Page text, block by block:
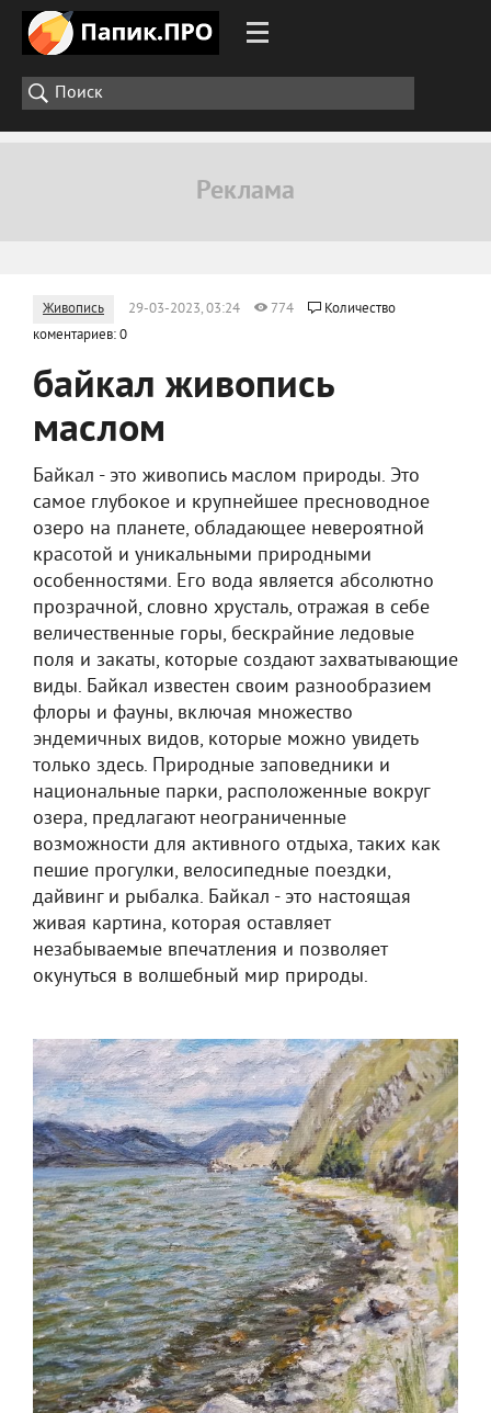
Живопись 29-03-2023, 03:24 774
Количество
коментариев: 0
байкал живопись
маслом
Байкал - это живопись маслом природы. Это
самое глубокое и крупнейшее пресноводное
озеро на планете, обладающее невероятной
красотой и уникальными природными
особенностями. Его вода является абсолютно
прозрачной, словно хрусталь, отражая в себе
величественные горы, бескрайние ледовые
поля и закаты, которые создают захватывающие
виды. Байкал известен своим разнообразием
флоры и фауны, включая множество
эндемичных видов, которые можно увидеть
только здесь. Природные заповедники и
национальные парки, расположенные вокруг
озера, предлагают неограниченные
возможности для активного отдыха, таких как
пешие прогулки, велосипедные поездки,
дайвинг и рыбалка. Байкал - это настоящая
живая картина, которая оставляет
незабываемые впечатления и позволяет
окунуться в волшебный мир природы.